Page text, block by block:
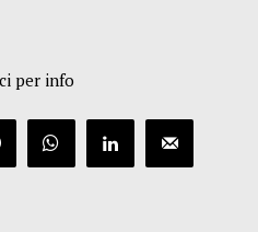
per info